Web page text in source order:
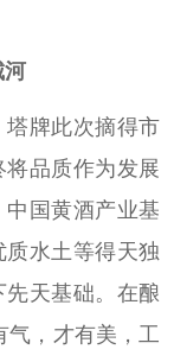
河
牌此次摘得市
品质作为发展
国黄酒产业基
水土等得天独
天基础。在酿
气，才有美，工